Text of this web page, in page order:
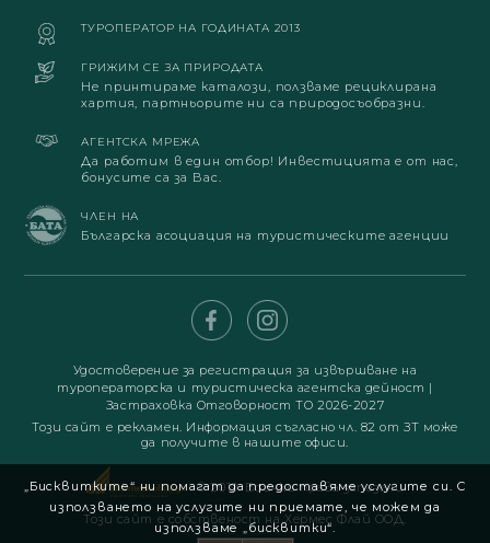
ТУРОПЕРАТОР НА ГОДИНАТА 2013
ГРИЖИМ СЕ ЗА ПРИРОДАТА
Не принтираме каталози, ползваме рециклирана
хартия, партньорите ни са природосъобразни.
АГЕНТСКА МРЕЖА
Да работим в един отбор! Инвестицията е от нас,
бонусите са за Вас.
ЧЛЕН НА
Българска асоциация на туристическите агенции
Удостоверение за регистрация за извършване на
туроператорска и туристическа агентска дейност |
Застраховка Отговорност ТО 2026-2027
Този сайт е рекламен. Информация съгласно чл. 82 от ЗТ може
да получите в нашите офиси.
© 2019. Всички права запазени
Този сайт е собственост на Хермес Флай ООД.
„Бисквитките“ ни помагат да предоставяме услугите си. С
използването на услугите ни приемате, че можем да
използваме „бисквитки“.